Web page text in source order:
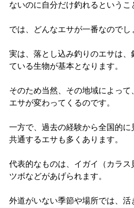
ないのに自分だけ釣れるというこ
では、どんなエサが一番なのでし
実は、落とし込み釣りのエサは、
ている生物が基本となります。
そのため当然、その地域によって
エサが変わってくるのです。
一方で、過去の経験から全国的に
共通するエサも多くあります。
代表的なものは、イガイ（カラス
ツボなどがあげられます。
外道がいない季節や場所では、活